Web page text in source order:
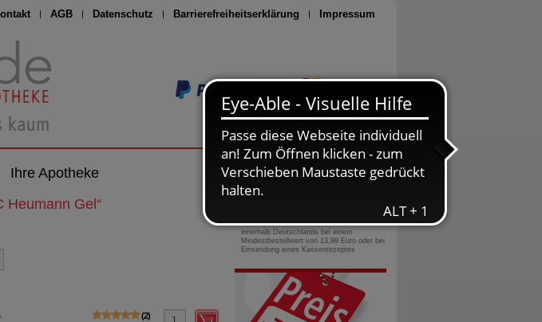
AGB Datenschutz Barrierefreiheitserklärung Impressum
Seite drucken
Ihre Apotheke
Heumann Gel“
2
0800-10 11 422
gebührenfreie Rufnummer
innerhalb Deutschlands bei einem
Mindestbestellwert von 13,99 Euro oder bei
Einsendung eines Kassenrezeptes